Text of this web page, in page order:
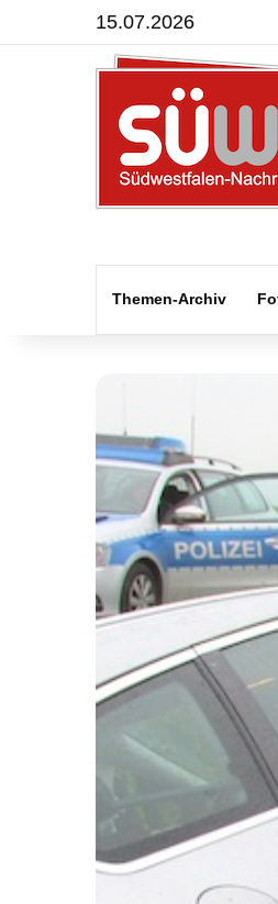
15.07.2026
Themen-Archiv